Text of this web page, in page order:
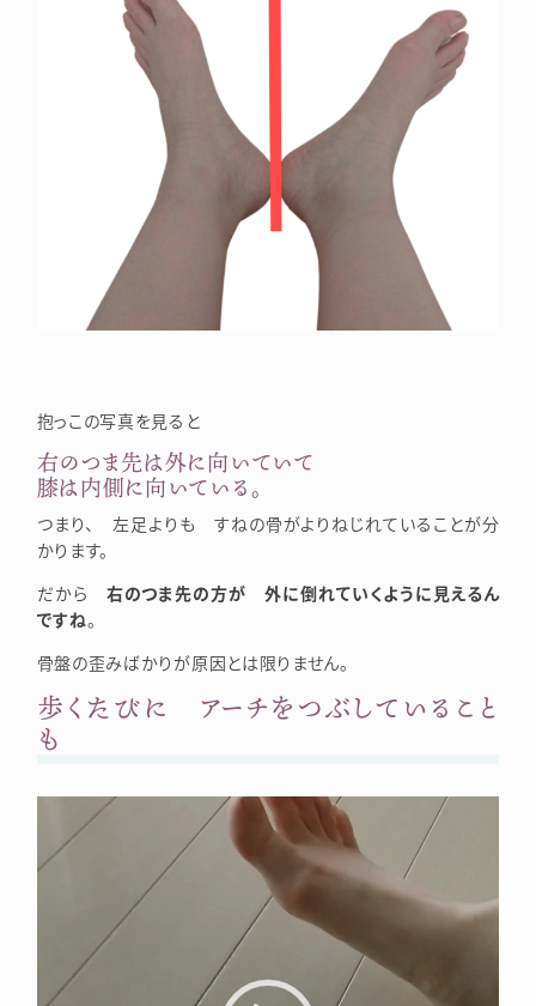
抱っこの写真を見ると
右のつま先は外に向いていて
膝は内側に向いている。
つまり、 左足よりも すねの骨がよりねじれていることが分
かります。
だから 右のつま先の方が 外に倒れていくように見えるん
ですね。
骨盤の歪みばかりが原因とは限りません。
歩くたびに アーチをつぶしていること
も
Player